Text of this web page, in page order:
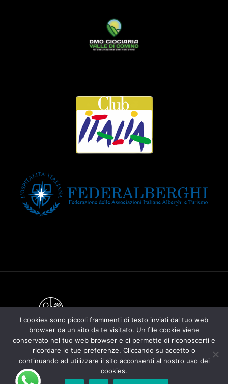
Termini & Condizioni Cookie Policy
I cookies sono piccoli frammenti di testo inviati dal tuo web
browser da un sito da te visitato. Un file cookie viene
conservato nel tuo web browser e ci permette di riconoscerti e
ricordare le tue preferenze. Cliccando su accetto o
continuando ad utilizzare il sito acconsenti al nostro uso dei
cookies.